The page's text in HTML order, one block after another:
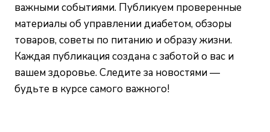
важными событиями. Публикуем проверенные
материалы об управлении диабетом, обзоры
товаров, советы по питанию и образу жизни.
Каждая публикация создана с заботой о вас и
вашем здоровье. Следите за новостями —
будьте в курсе самого важного!